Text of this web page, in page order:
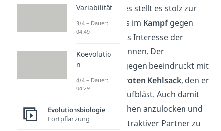
Männchens.Dieses stellt es stolz zur
Schau und setzt es im Kampfgegen
Rivalen ein, um das Interesse der
Weibchen zu gewinnen. Der
Fregattvogel
hingegen beeindruckt mit
einem leuchtend
roten Kehlsack, den er
wie einen Ballon aufbläst. Auch damit
versucht er Weibchen anzulocken und
sich als starker, attraktiver Partner zu
Variabilität
3/4 – Dauer:
04:49
Koevolutio
n
4/4 – Dauer:
04:29
Evolutionsbiologie
Fortpflanzung